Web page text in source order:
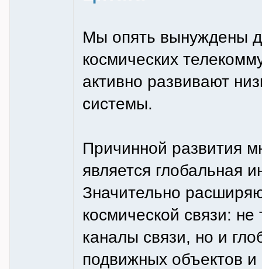
Мы опять вынуждены
космических
активно развивают
системы.
Причинной развития
является глобальная
Значительно
космической связи:
каналы связи, но и
подвижных объектов